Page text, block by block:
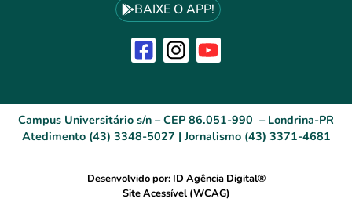
BAIXE O APP!
Campus Universitário s/n – CEP 86.051-990 – Londrina-PR
Atedimento (43) 3348-5027 | Jornalismo (43) 3371-4681
Desenvolvido por: ID Agência Digital®
Site Acessível (WCAG)